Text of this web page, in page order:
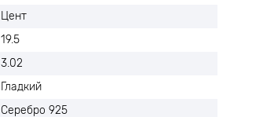
Цент
19.5
3.02
Гладкий
Серебро 925